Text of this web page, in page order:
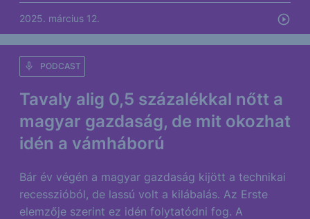
2025. március 12.
Tavaly alig 0,5 százalékkal nőtt a
magyar gazdaság, de mit okozhat
idén a vámháború
PODCAST
Bár év végén a magyar gazdaság kijött a technikai
recesszióból, de lassú volt a kilábalás. Az Erste
elemzője szerint ez idén folytatódni fog. A